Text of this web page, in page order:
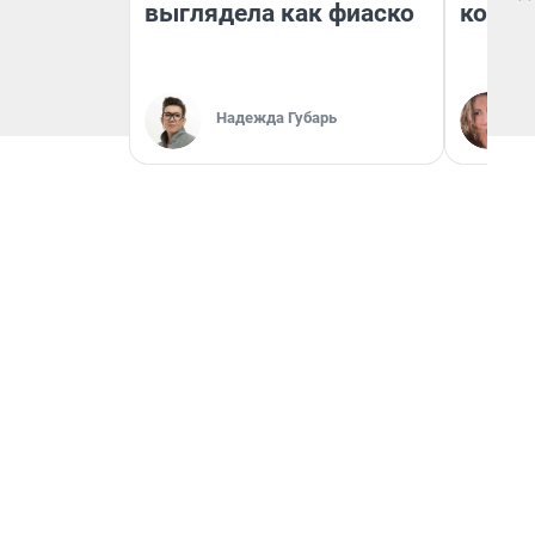
выглядела как фиаско
Надежда Губарь